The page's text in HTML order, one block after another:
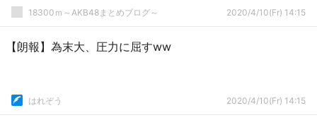
18300ｍ～AKB48まとめブログ～ 2020/4/10(Fr) 14:15
【朗報】為末大、圧力に屈すww
はれぞう 2020/4/10(Fr) 14:15